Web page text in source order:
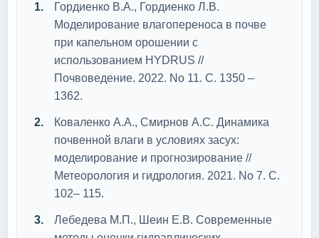
Гордиенко В.А., Гордиенко Л.В.
Моделирование влагопереноса в почве
при капельном орошении с
использованием HYDRUS //
Почвоведение. 2022. No 11. С. 1350 –
1362.
Коваленко А.А., Смирнов А.С. Динамика
почвенной влаги в условиях засух:
моделирование и прогнозирование //
Метеорология и гидрология. 2021. No 7. С.
102– 115.
Лебедева М.П., Шеин Е.В. Современные